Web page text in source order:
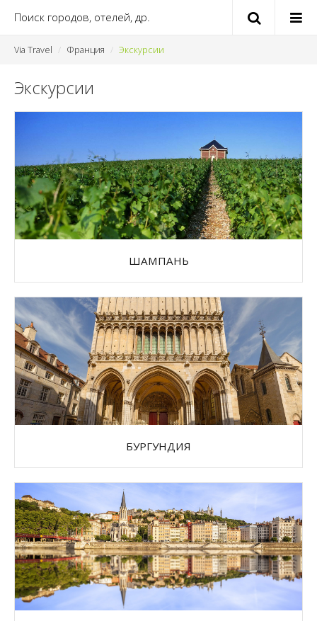
Via Travel Франция Экскурсии
Экскурсии
ШАМПАНЬ
БУРГУНДИЯ